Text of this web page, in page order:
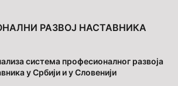
РАЗВОЈ НАСТАВНИКА
система професионалног развоја
у Србији и у Словенији